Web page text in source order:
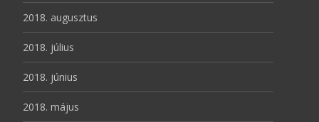
2018. augusztus
2018. július
2018. június
2018. május